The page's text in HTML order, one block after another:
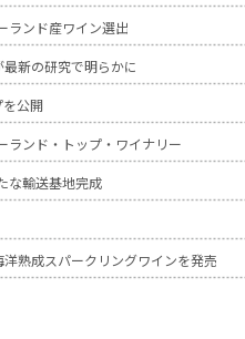
ランド産ワイン選出
新の研究で明らかに
公開
ランド・トップ・ワイナリー
な輸送基地完成
熟成スパークリングワインを発売